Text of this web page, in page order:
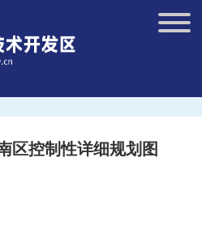
区控制性详细规划图